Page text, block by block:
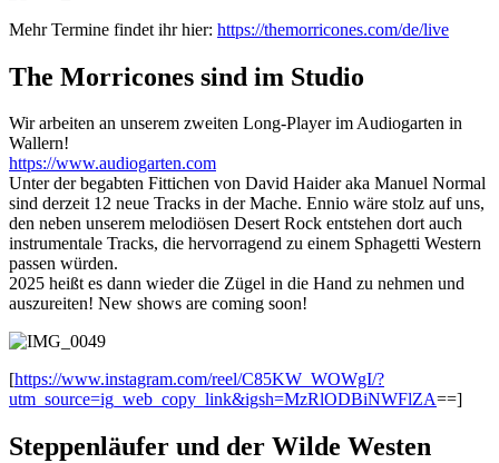
Mehr Termine findet ihr hier: https://themorricones.com/de/live
The Morricones sind im Studio
Wir arbeiten an unserem zweiten Long-Player im Audiogarten in
Wallern!
https://www.audiogarten.com
Unter der begabten Fittichen von David Haider aka Manuel Normal
sind derzeit 12 neue Tracks in der Mache. Ennio wäre stolz auf uns,
den neben unserem melodiösen Desert Rock entstehen dort auch
instrumentale Tracks, die hervorragend zu einem Sphagetti Western
passen würden.
2025 heißt es dann wieder die Zügel in die Hand zu nehmen und
auszureiten! New shows are coming soon!
[https://www.instagram.com/reel/C85KW_WOWgI/?
utm_source=ig_web_copy_link&igsh=MzRlODBiNWFlZA==]
Steppenläufer und der Wilde Westen